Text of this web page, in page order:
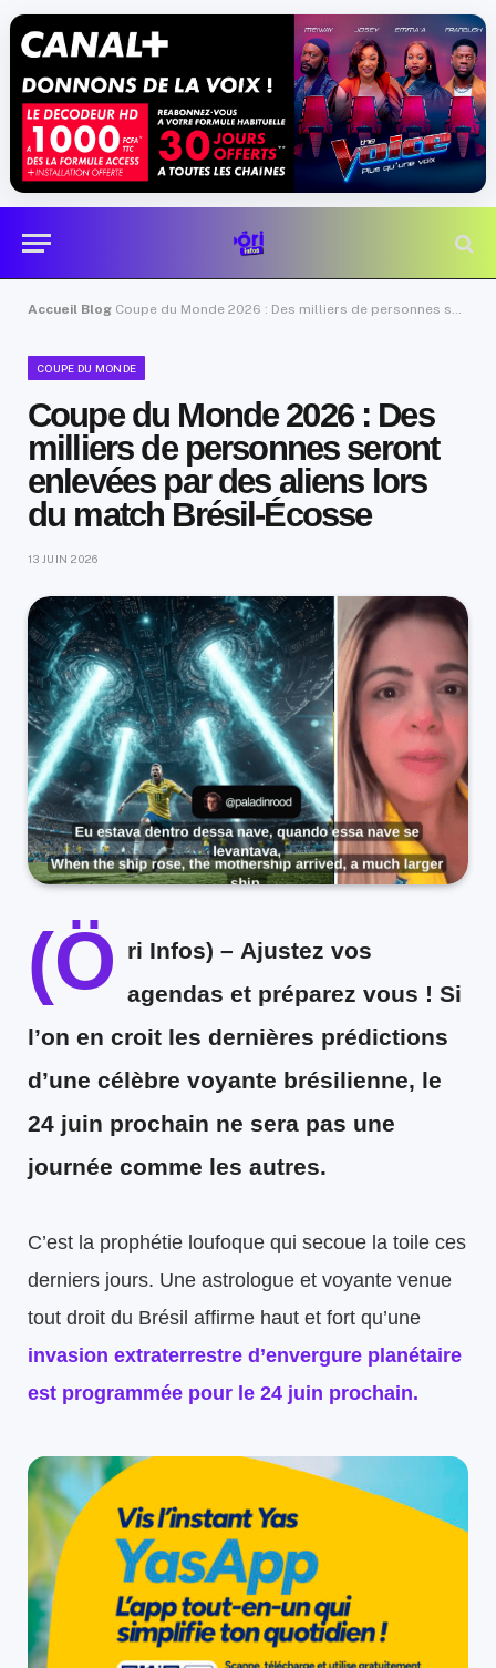
Accueil Blog Coupe du Monde 2026 : Des milliers de personnes seront enlevées par des aliens lors du match Brésil-Écosse
COUPE DU MONDE
Coupe du Monde 2026 : Des
milliers de personnes seront
enlevées par des aliens lors
du match Brésil-Écosse
13 JUIN 2026
(Ö ri Infos) – Ajustez vos
agendas et préparez vous ! Si
l’on en croit les dernières prédictions
d’une célèbre voyante brésilienne, le
24 juin prochain ne sera pas une
journée comme les autres.
C’est la prophétie loufoque qui secoue la toile ces
derniers jours. Une astrologue et voyante venue
tout droit du Brésil affirme haut et fort qu’une
invasion extraterrestre d’envergure planétaire
est programmée pour le 24 juin prochain.